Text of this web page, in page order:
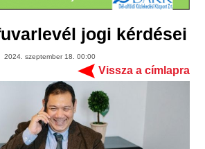
jogi kérdései
2024. szeptember 18. 00:00
Vissza a címlapra